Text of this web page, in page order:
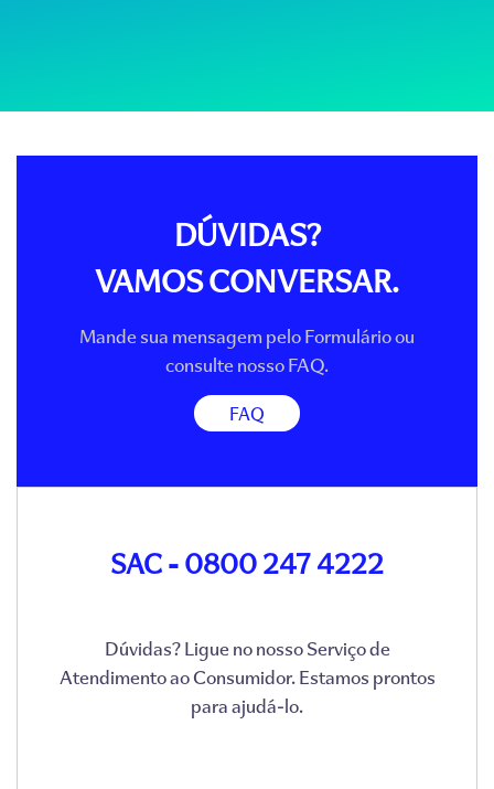
DÚVIDAS?
VAMOS CONVERSAR.
Mande sua mensagem pelo Formulário ou
consulte nosso FAQ.
FAQ
SAC - 0800 247 4222
Dúvidas? Ligue no nosso Serviço de
Atendimento ao Consumidor. Estamos prontos
para ajudá-lo.